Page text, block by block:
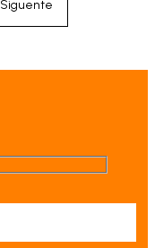
Siguente